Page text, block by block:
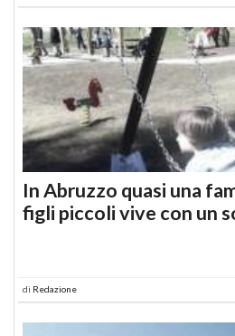
In Abruzzo quasi una
figli piccoli vive con un
di Redazione